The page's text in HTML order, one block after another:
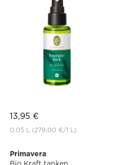
13,95 €
0.05 L (279,00 €/1 L)
Primavera